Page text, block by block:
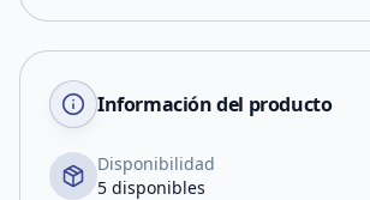
Información del producto
Disponibilidad
5 disponibles